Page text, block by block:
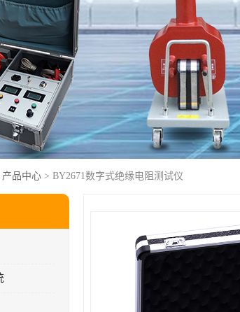
产品中心 > BY2671数字式绝缘电阻测试仪